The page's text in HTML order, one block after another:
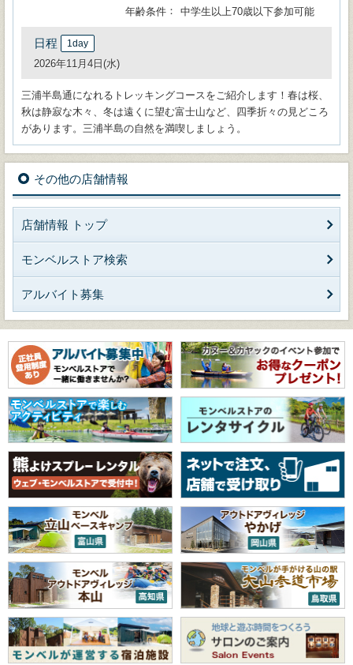
年齢条件
中学生以上70歳以下参加可能
日程 1day
2026年11月4日(水)
三浦半島通になれるトレッキングコースをご紹介します！春は桜、
秋は静寂な木々、冬は遠くに望む富士山など、四季折々の見どころ
があります。三浦半島の自然を満喫しましょう。
その他の店舗情報
店舗情報 トップ
モンベルストア検索
アルバイト募集